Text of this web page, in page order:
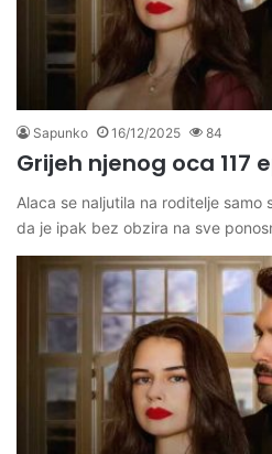
Sapunko 16/12/2025 84
Grijeh njenog oca 117
Alaca se naljutila na roditelje samo
da je ipak bez obzira na sve